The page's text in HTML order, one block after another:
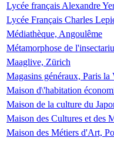
Lycée français Alexandre
Lycée Français Charles
Médiathèque, Angoulême
Métamorphose de
Maaglive, Zürich
Magasins généraux, Paris la
Maison d\'habitation
Maison de la culture du
Maison des Cultures et des
Maison des Métiers d'Art,